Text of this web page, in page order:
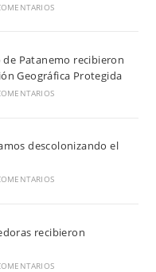
Patanemo recibieron
Geográfica Protegida
descolonizando el
recibieron